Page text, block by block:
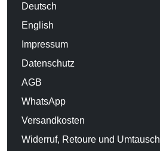
Deutsch
English
Impressum
Datenschutz
AGB
WhatsApp
Versandkosten
Widerruf, Retoure und Umtausch